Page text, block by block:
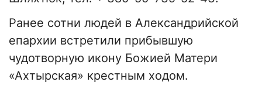
Ранее сотни людей в Александрийской
епархии встретили прибывшую
чудотворную икону Божией Матери
«Ахтырская» крестным ходом.